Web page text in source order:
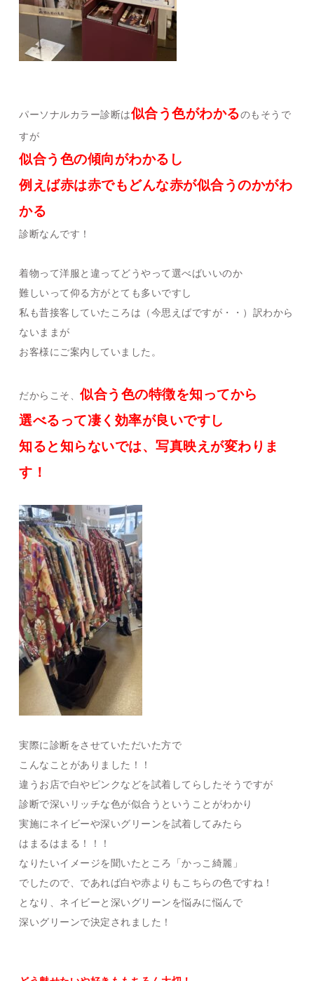
パーソナルカラー診断は似合う色がわかるのもそうで
すが
似合う色の傾向がわかるし
例えば赤は赤でもどんな赤が似合うのかがわ
かる
診断なんです！
着物って洋服と違ってどうやって選べばいいのか
難しいって仰る方がとても多いですし
私も昔接客していたころは（今思えばですが・・）訳わから
ないままが
お客様にご案内していました。
だからこそ、似合う色の特徴を知ってから
選べるって凄く効率が良いですし
知ると知らないでは、写真映えが変わりま
す！
実際に診断をさせていただいた方で
こんなことがありました！！
違うお店で白やピンクなどを試着してらしたそうですが
診断で深いリッチな色が似合うということがわかり
実施にネイビーや深いグリーンを試着してみたら
はまるはまる！！！
なりたいイメージを聞いたところ「かっこ綺麗」
でしたので、であれば白や赤よりもこちらの色ですね！
となり、ネイビーと深いグリーンを悩みに悩んで
深いグリーンで決定されました！